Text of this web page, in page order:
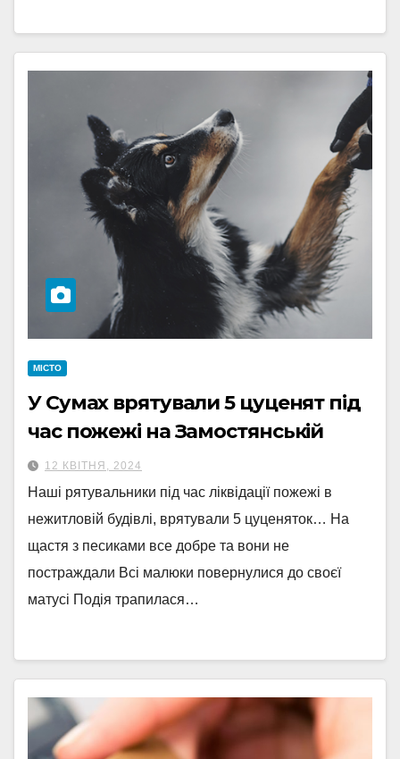
МІСТО
У Сумах врятували 5 цуценят під
час пожежі на Замостянській
12 КВІТНЯ, 2024
Наші рятувальники під час ліквідації пожежі в
нежитловій будівлі, врятували 5 цуценяток… На
щастя з песиками все добре та вони не
постраждали Всі малюки повернулися до своєї
матусі Подія трапилася…